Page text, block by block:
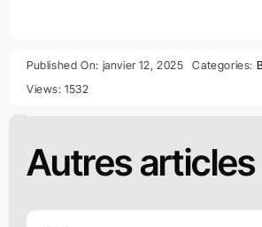
Published On: janvier 12, 2025 Categories:
Views: 1532
Autres